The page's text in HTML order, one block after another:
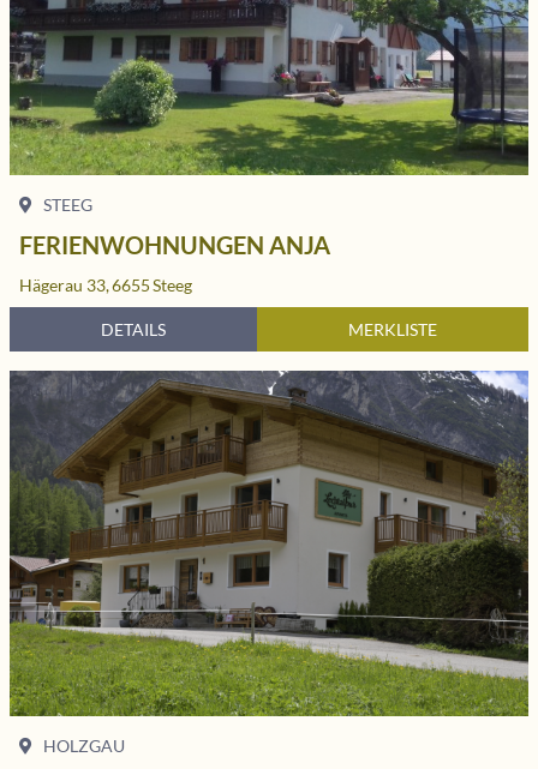
STEEG
FERIENWOHNUNGEN ANJA
Hägerau 33,6655Steeg
DETAILS MERKLISTE
HOLZGAU